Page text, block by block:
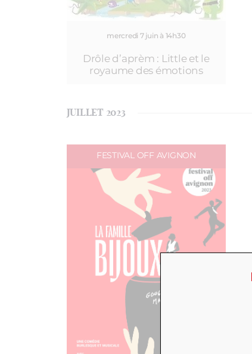
mercredi 7 juin à 14h30
Drôle d’aprèm : Little et le
royaume des émotions
JUILLET 2023
FESTIVAL OFF AVIGNON